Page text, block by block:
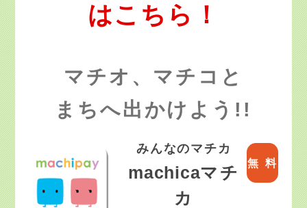
はこちら！
マチオ、マチコと
まちへ出かけよう!!
みんなのマチカ
machicaマチ
カ
無 料